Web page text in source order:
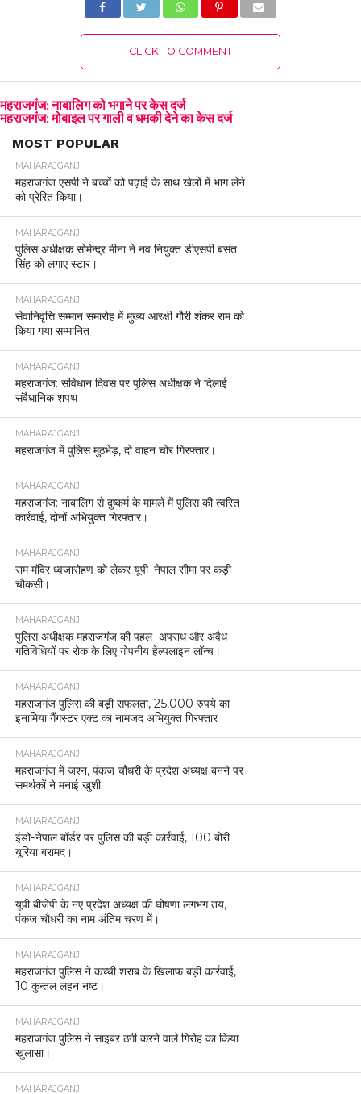
CLICK TO COMMENT
महराजगंज: नाबालिग को भगाने पर केस दर्ज
महराजगंज: मोबाइल पर गाली व धमकी देने का केस दर्ज
MOST POPULAR
MAHARAJGANJ
महराजगंज एसपी ने बच्चों को पढ़ाई के साथ खेलों में भाग लेने
को प्रेरित किया।
MAHARAJGANJ
पुलिस अधीक्षक सोमेन्द्र मीना ने नव नियुक्त डीएसपी बसंत
सिंह को लगाए स्टार।
MAHARAJGANJ
सेवानिवृत्ति सम्मान समारोह में मुख्य आरक्षी गौरी शंकर राम को
किया गया सम्मानित
MAHARAJGANJ
महराजगंज: संविधान दिवस पर पुलिस अधीक्षक ने दिलाई
संवैधानिक शपथ
MAHARAJGANJ
महराजगंज में पुलिस मुठभेड़, दो वाहन चोर गिरफ्तार।
MAHARAJGANJ
महराजगंज: नाबालिग से दुष्कर्म के मामले में पुलिस की त्वरित
कार्रवाई, दोनों अभियुक्त गिरफ्तार।
MAHARAJGANJ
राम मंदिर ध्वजारोहण को लेकर यूपी–नेपाल सीमा पर कड़ी
चौकसी।
MAHARAJGANJ
पुलिस अधीक्षक महराजगंज की पहल अपराध और अवैध
गतिविधियों पर रोक के लिए गोपनीय हेल्पलाइन लॉन्च।
MAHARAJGANJ
महराजगंज पुलिस की बड़ी सफलता, 25,000 रुपये का
इनामिया गैंगस्टर एक्ट का नामजद अभियुक्त गिरफ्तार
MAHARAJGANJ
महराजगंज में जश्न, पंकज चौधरी के प्रदेश अध्यक्ष बनने पर
समर्थकों ने मनाई खुशी
MAHARAJGANJ
इंडो-नेपाल बॉर्डर पर पुलिस की बड़ी कार्रवाई, 100 बोरी
यूरिया बरामद।
MAHARAJGANJ
यूपी बीजेपी के नए प्रदेश अध्यक्ष की घोषणा लगभग तय,
पंकज चौधरी का नाम अंतिम चरण में।
MAHARAJGANJ
महराजगंज पुलिस ने कच्ची शराब के खिलाफ बड़ी कार्रवाई,
10 कुन्तल लहन नष्ट।
MAHARAJGANJ
महराजगंज पुलिस ने साइबर ठगी करने वाले गिरोह का किया
खुलासा।
MAHARAJGANJ